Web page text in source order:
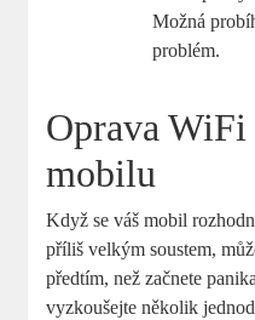
Možná
problém.
Oprava
mobilu
Když se váš mobil
příliš velkým soustem,
předtím, než začnete
vyzkoušejte několik